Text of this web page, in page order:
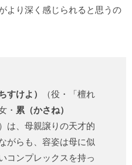
より深く感じられると思うの
すけよ）
（役・「檀れ
・ 累（かさね）
は、母親譲りの天才的
がらも、容姿は母に似
コンプレックスを持っ